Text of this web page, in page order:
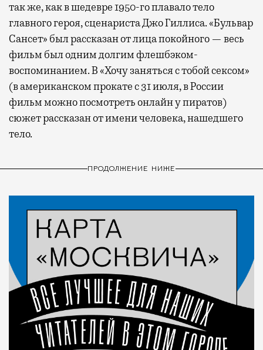
так же, как в шедевре 1950-го плавало тело
главного героя, сценариста Джо Гиллиса. «Бульвар
Сансет» был рассказан от лица покойного — весь
фильм был одним долгим флешбэком-
воспоминанием. В «Хочу заняться с тобой сексом»
(в американском прокате с 31 июля, в России
фильм можно посмотреть онлайн у пиратов)
сюжет рассказан от имени человека, нашедшего
тело.
ПРОДОЛЖЕНИЕ НИЖЕ